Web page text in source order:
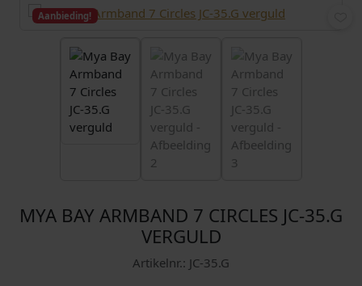
Aanbieding!
MYA BAY ARMBAND 7 CIRCLES JC-35.G
VERGULD
Artikelnr.: JC-35.G